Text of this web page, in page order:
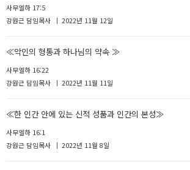
사무엘하 17:5
강원근 담임목사
2022년 11월 12일
≪악인의 형통과 하나님의 약속 ≫
사무엘하 16:22
강원근 담임목사
2022년 11월 11일
≪한 인간 안에 있는 신적 성품과 인간의 본성≫
사무엘하 16:1
강원근 담임목사
2022년 11월 8일